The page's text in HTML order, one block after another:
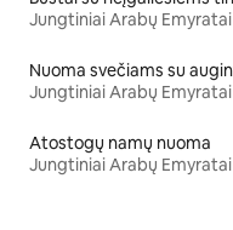
Jungtiniai Arabų Emyratai
Jungtiniai Arabų Emyratai
Atostogų namų nuoma
Jungtiniai Arabų Emyratai